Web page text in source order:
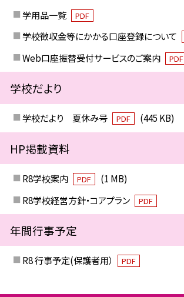
学用品一覧 PDF
学校徴収金等にかかる口座登録について
Web口座振替受付サービスのご案内 PDF
学校だより
学校だより 夏休み号 PDF (445 KB)
HP掲載資料
R8学校案内 PDF
(1 MB)
R8学校経営方針・コアプラン
PDF
年間行事予定
R8 行事予定(保護者用） PDF